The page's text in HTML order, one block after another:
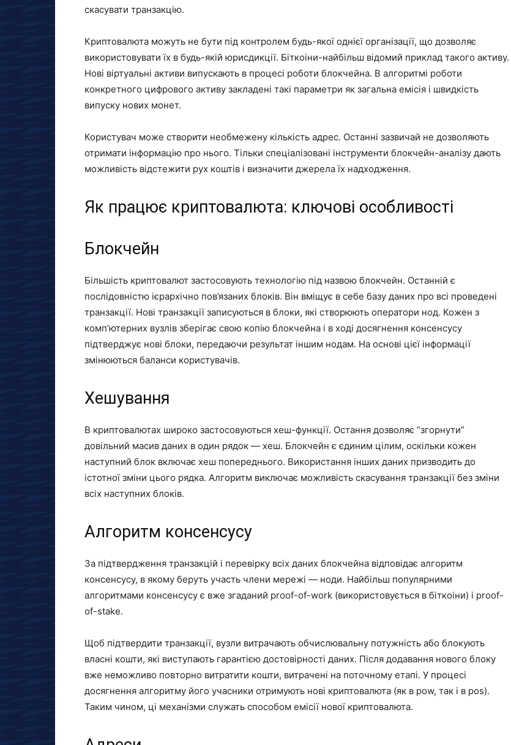
скасувати транзакцію.
Криптовалюта можуть не бути під контролем будь-якої однієї організації, що дозволяє
використовувати їх в будь-якій юрисдикції. Біткоіни-найбільш відомий приклад такого активу.
Нові віртуальні активи випускають в процесі роботи блокчейна. В алгоритмі роботи
конкретного цифрового активу закладені такі параметри як загальна емісія і швидкість
випуску нових монет.
Користувач може створити необмежену кількість адрес. Останні зазвичай не дозволяють
отримати інформацію про нього. Тільки спеціалізовані інструменти блокчейн-аналізу дають
можливість відстежити рух коштів і визначити джерела їх надходження.
Як працює криптовалюта: ключові особливості
Блокчейн
Більшість криптовалют застосовують технологію під назвою блокчейн. Останній є
послідовністю ієрархічно пов’язаних блоків. Він вміщує в себе базу даних про всі проведені
транзакції. Нові транзакції записуються в блоки, які створюють оператори нод. Кожен з
комп’ютерних вузлів зберігає свою копію блокчейна і в ході досягнення консенсусу
підтверджує нові блоки, передаючи результат іншим нодам. На основі цієї інформації
змінюються баланси користувачів.
Хешування
В криптовалютах широко застосовуються хеш-функції. Остання дозволяє “згорнути”
довільний масив даних в один рядок — хеш. Блокчейн є єдиним цілим, оскільки кожен
наступний блок включає хеш попереднього. Використання інших даних призводить до
істотної зміни цього рядка. Алгоритм виключає можливість скасування транзакції без зміни
всіх наступних блоків.
Алгоритм консенсусу
За підтвердження транзакцій і перевірку всіх даних блокчейна відповідає алгоритм
консенсусу, в якому беруть участь члени мережі — ноди. Найбільш популярними
алгоритмами консенсусу є вже згаданий proof-of-work (використовується в біткоіни) і proof-
of-stake.
Щоб підтвердити транзакції, вузли витрачають обчислювальну потужність або блокують
власні кошти, які виступають гарантією достовірності даних. Після додавання нового блоку
вже неможливо повторно витратити кошти, витрачені на поточному етапі. У процесі
досягнення алгоритму його учасники отримують нові криптовалюта (як в pow, так і в pos).
Таким чином, ці механізми служать способом емісії нової криптовалюта.